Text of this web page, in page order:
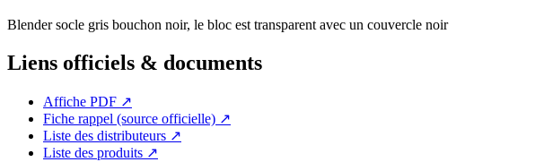
Blender socle gris bouchon noir, le bloc est transparent avec un couvercle noir
Liens officiels & documents
Affiche PDF ↗
Fiche rappel (source officielle) ↗
Liste des distributeurs ↗
Liste des produits ↗